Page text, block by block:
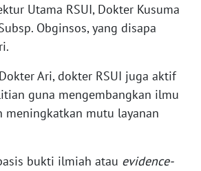
Utama RSUI, Dokter Kusuma
Obginsos, yang disapa
Ari, dokter RSUI juga aktif
guna mengembangkan ilmu
meningkatkan mutu layanan
bukti ilmiah atau evidence-